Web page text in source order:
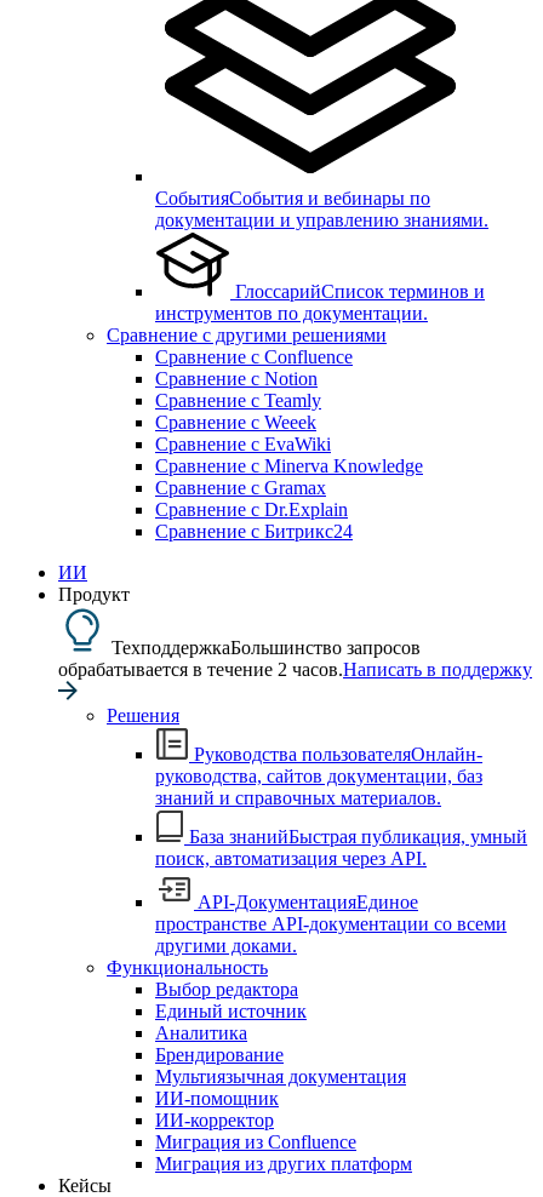
СобытияСобытия и вебинары по
документации и управлению знаниями.
ГлоссарийСписок терминов и
инструментов по документации.
Сравнение с другими решениями
Сравнение с Confluence
Сравнение с Notion
Сравнение с Teamly
Сравнение с Weeek
Сравнение с EvaWiki
Сравнение с Minerva Knowledge
Сравнение с Gramax
Сравнение с Dr.Explain
Сравнение с Битрикс24
ИИ
Продукт
ТехподдержкаБольшинство запросов
обрабатывается в течение 2 часов.Написать в поддержку
Решения
Руководства пользователяОнлайн-
руководства, сайтов документации, баз
знаний и справочных материалов.
База знанийБыстрая публикация, умный
поиск, автоматизация через API.
API-ДокументацияЕдиное
пространстве API-документации со всеми
другими доками.
Функциональность
Выбор редактора
Единый источник
Аналитика
Брендирование
Мультиязычная документация
ИИ-помощник
ИИ-корректор
Миграция из Confluence
Миграция из других платформ
Кейсы